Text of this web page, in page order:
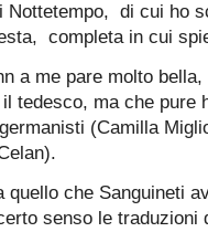
Nottetempo, di cui ho
completa in cui
a me pare molto
tedesco, ma che pure
(Camilla
quello che Sanguineti
senso le traduzioni